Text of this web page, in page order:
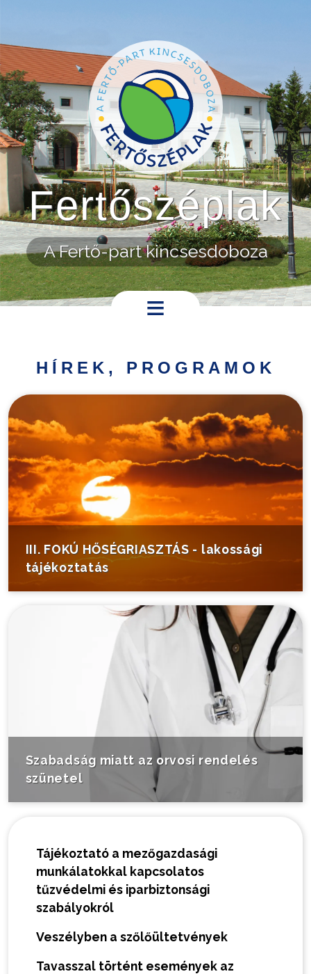
Fertőszéplak
A Fertő-part kincsesdoboza
Települési
Turistáknak
Pályázatok
Választás
HÍREK, PROGRAMOK
III. FOKÚ HŐSÉGRIASZTÁS - lakossági
tájékoztatás
Szabadság miatt az orvosi rendelés
szünetel
Tájékoztató a mezőgazdasági
munkálatokkal kapcsolatos
tűzvédelmi és iparbiztonsági
szabályokról
Veszélyben a szőlőültetvények
Tavasszal történt események az